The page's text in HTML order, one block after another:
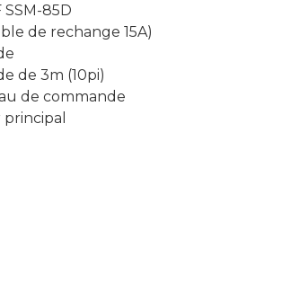
SSM-85D
de rechange 15A)
de 3m (10pi)
de commande